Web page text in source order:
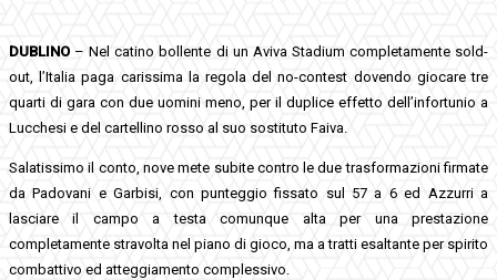
DUBLINO – Nel catino bollente di un Aviva Stadium completamente sold-
out, l’Italia paga carissima la regola del no-contest dovendo giocare tre
quarti di gara con due uomini meno, per il duplice effetto dell’infortunio a
Lucchesi e del cartellino rosso al suo sostituto Faiva.
Salatissimo il conto, nove mete subite contro le due trasformazioni firmate
da Padovani e Garbisi, con punteggio fissato sul 57 a 6 ed Azzurri a
lasciare il campo a testa comunque alta per una prestazione
completamente stravolta nel piano di gioco, ma a tratti esaltante per spirito
combattivo ed atteggiamento complessivo.